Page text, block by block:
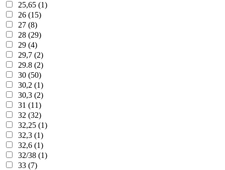
25,65 (1)
26 (15)
27 (8)
28 (29)
29 (4)
29,7 (2)
29.8 (2)
30 (50)
30,2 (1)
30,3 (2)
31 (11)
32 (32)
32,25 (1)
32,3 (1)
32,6 (1)
32/38 (1)
33 (7)